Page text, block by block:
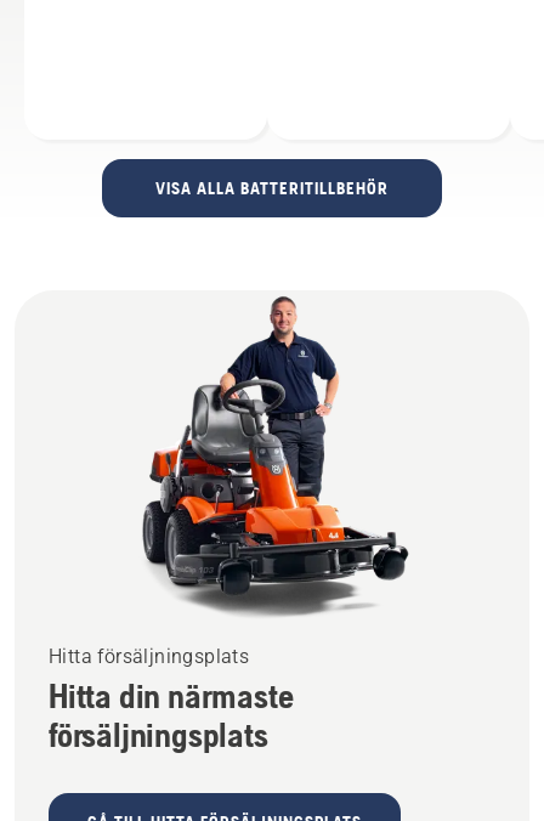
VISA ALLA BATTERITILLBEHÖR
Hitta försäljningsplats
Hitta din närmaste
försäljningsplats